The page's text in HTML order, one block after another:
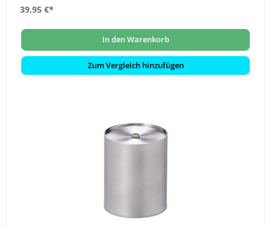
39,95 €*
In den Warenkorb
Zum Vergleich hinzufügen